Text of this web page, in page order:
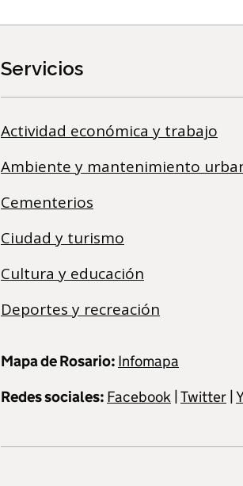
Servicios
Actividad económica y trabajo
Ambiente y mantenimiento
Cementerios
Ciudad y turismo
Cultura y educación
Deportes y recreación
Mapa de Rosario: Infomapa
Redes sociales: Facebook Twitter